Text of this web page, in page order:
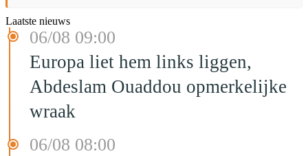
Laatste nieuws
06/08 09:00
Europa liet hem links liggen,
Abdeslam Ouaddou opmerkelijke
wraak
06/08 08:00